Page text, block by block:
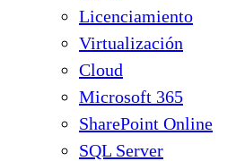
Licenciamiento
Virtualización
Cloud
Microsoft 365
SharePoint Online
SQL Server